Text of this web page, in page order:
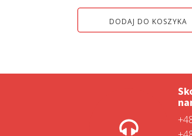
1
799,00 zł.
1
499,00
DODAJ DO KOSZYKA